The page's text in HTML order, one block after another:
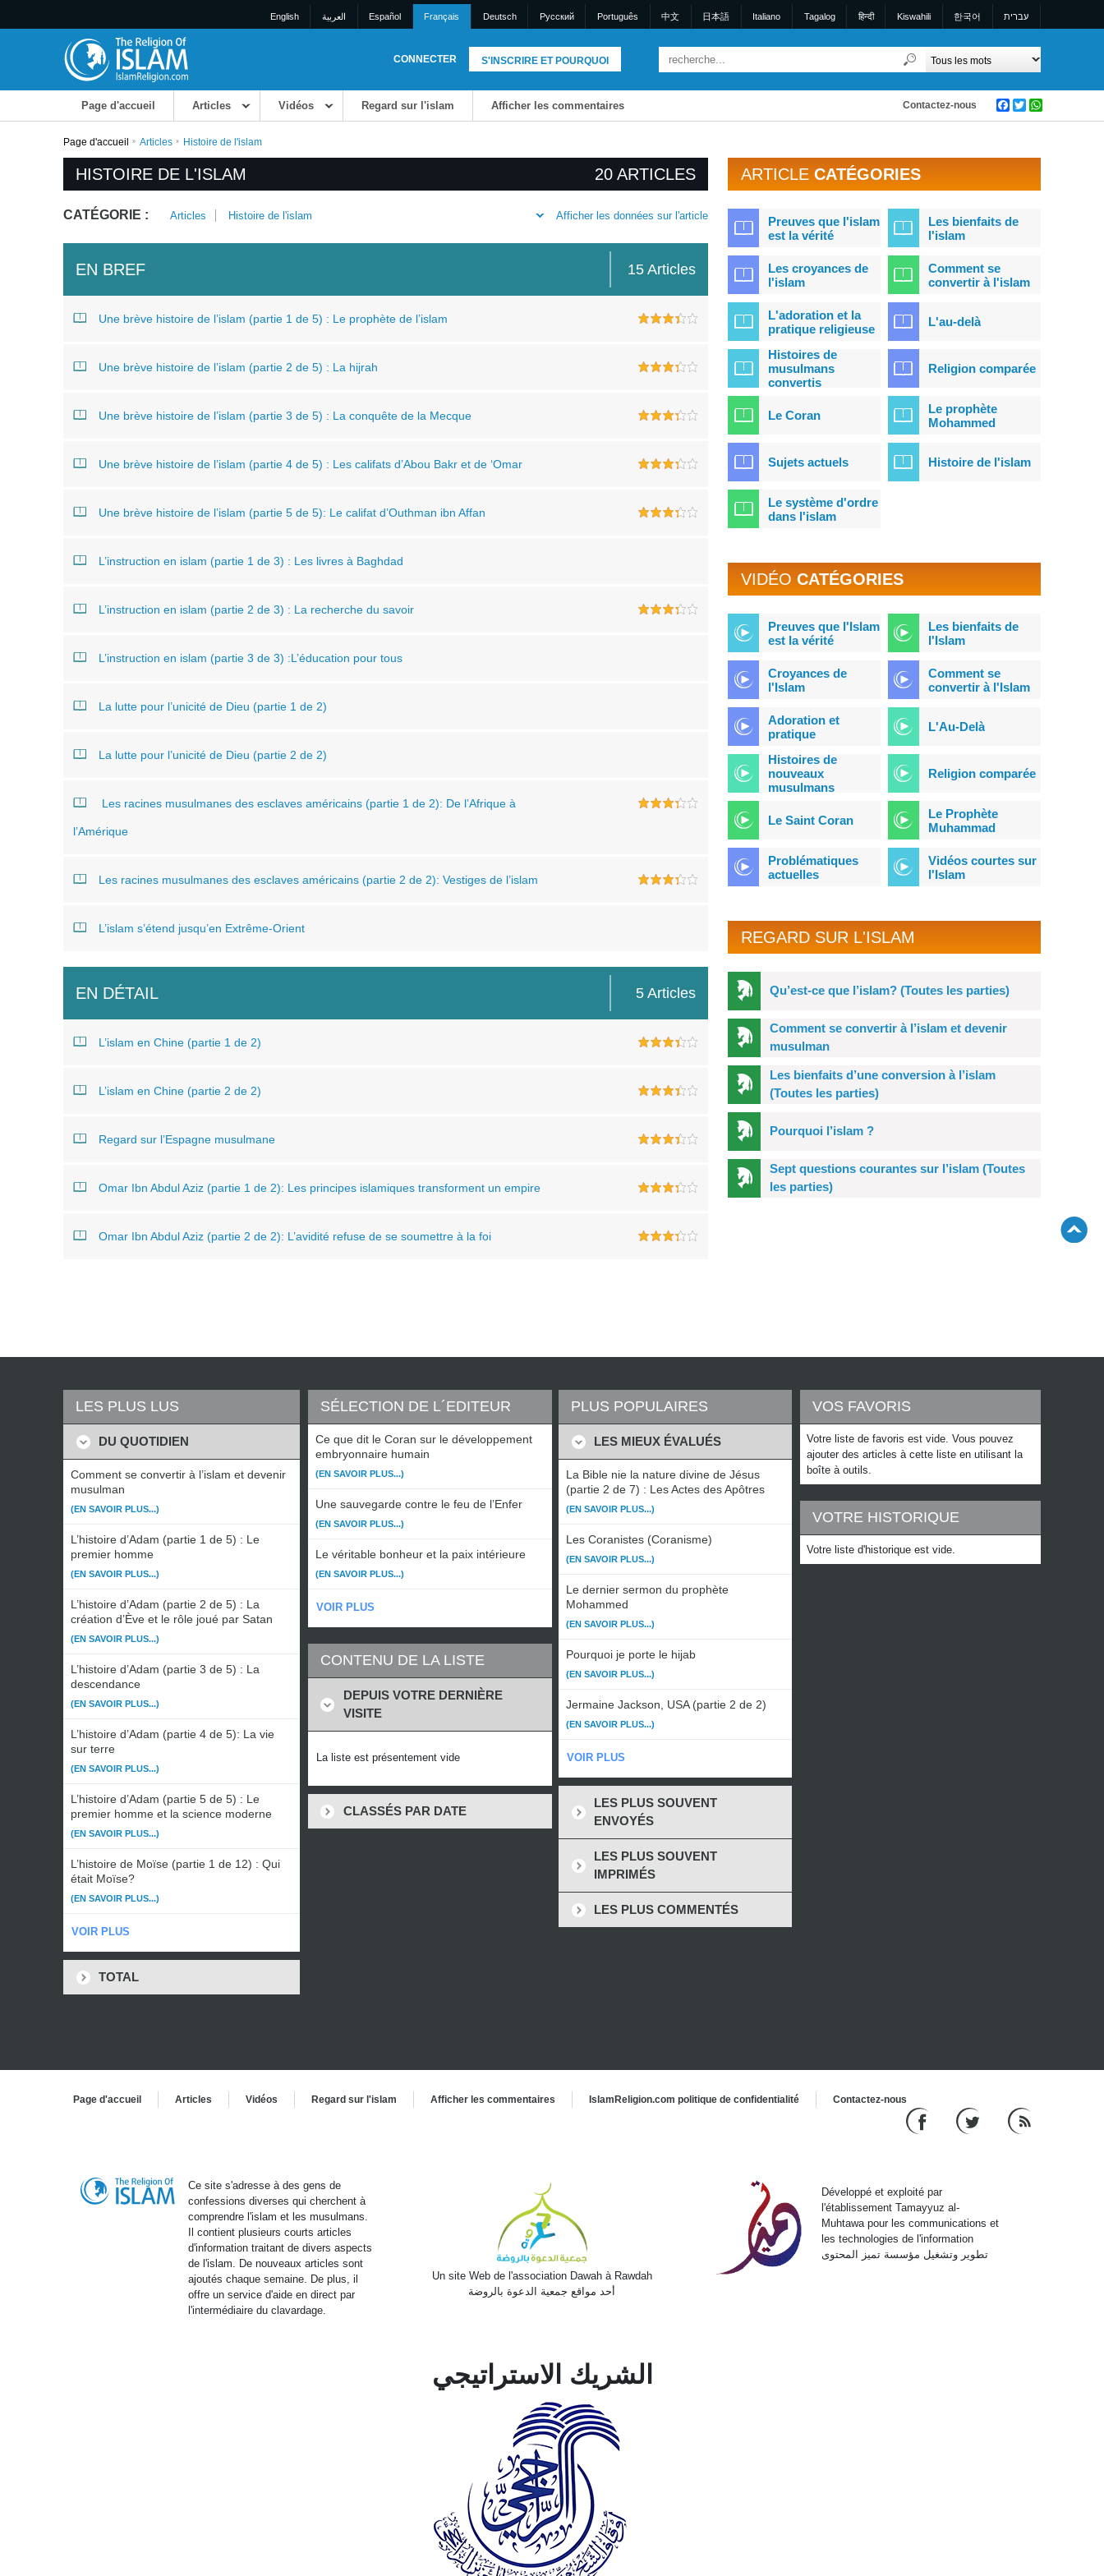
English العربية Español Français Deutsch Pусский Português 中文 日本語 Italiano Tagalog हिन्दी Kiswahili 한국어 עברית
S'INSCRIRE ET POURQUOI
CONNECTER
Page d'accueil Articles Vidéos Regard sur l'islam Afficher les commentaires Facebook
Twitter
Contactez-nous
Page d'accueil Articles Histoire de l'islam
HISTOIRE DE L'ISLAM 20 ARTICLES
CATÉGORIE : Articles Histoire de l'islam Afficher les données sur l'article
EN BREF 15 Articles
Une brève histoire de l’islam (partie 1 de 5) : Le prophète de l’islam
Une brève histoire de l’islam (partie 2 de 5) : La hijrah
Une brève histoire de l’islam (partie 3 de 5) : La conquête de la Mecque
Une brève histoire de l’islam (partie 4 de 5) : Les califats d’Abou Bakr et de ‘Omar
Une brève histoire de l’islam (partie 5 de 5): Le califat d’Outhman ibn Affan
L’instruction en islam (partie 1 de 3) : Les livres à Baghdad
L’instruction en islam (partie 2 de 3) : La recherche du savoir
L’instruction en islam (partie 3 de 3) :L’éducation pour tous
La lutte pour l’unicité de Dieu (partie 1 de 2)
La lutte pour l’unicité de Dieu (partie 2 de 2)
Les racines musulmanes des esclaves américains (partie 1 de 2): De l’Afrique à
l’Amérique
Les racines musulmanes des esclaves américains (partie 2 de 2): Vestiges de l’islam
L’islam s’étend jusqu’en Extrême-Orient
EN DÉTAIL 5 Articles
L’islam en Chine (partie 1 de 2)
L’islam en Chine (partie 2 de 2)
Regard sur l’Espagne musulmane
Omar Ibn Abdul Aziz (partie 1 de 2): Les principes islamiques transforment un empire
Omar Ibn Abdul Aziz (partie 2 de 2): L’avidité refuse de se soumettre à la foi
ARTICLECATÉGORIES
Preuves que l'islam
est la vérité
Les bienfaits de
l'islam
Les croyances de
l'islam
Comment se
convertir à l'islam
L'adoration et la
pratique religieuse
L'au-delà
Histoires de
musulmans
convertis
Religion comparée
Le Coran
Le prophète
Mohammed
Sujets actuels Histoire de l'islam
Le système d'ordre
dans l'islam
VIDÉOCATÉGORIES
Preuves que l'Islam
est la vérité
Les bienfaits de
l'Islam
Croyances de
l'Islam
Comment se
convertir à l'Islam
Adoration et
pratique
L'Au-Delà
Histoires de
nouveaux
musulmans
Religion comparée
Le Saint Coran
Le Prophète
Muhammad
Problématiques
actuelles
Vidéos courtes sur
l'Islam
REGARD SUR L'ISLAM
Qu’est-ce que l’islam? (Toutes les parties)
Comment se convertir à l’islam et devenir
musulman
Les bienfaits d’une conversion à l’islam
(Toutes les parties)
Pourquoi l’islam ?
Sept questions courantes sur l’islam (Toutes
les parties)
LES PLUS LUS
DU QUOTIDIEN
Comment se convertir à l’islam et devenir
musulman
(EN SAVOIR PLUS...)
L’histoire d’Adam (partie 1 de 5) : Le
premier homme
(EN SAVOIR PLUS...)
L’histoire d’Adam (partie 2 de 5) : La
création d’Ève et le rôle joué par Satan
(EN SAVOIR PLUS...)
L’histoire d’Adam (partie 3 de 5) : La
descendance
(EN SAVOIR PLUS...)
L’histoire d’Adam (partie 4 de 5): La vie
sur terre
(EN SAVOIR PLUS...)
L’histoire d’Adam (partie 5 de 5) : Le
premier homme et la science moderne
(EN SAVOIR PLUS...)
L’histoire de Moïse (partie 1 de 12) : Qui
était Moïse?
(EN SAVOIR PLUS...)
VOIR PLUS
TOTAL
SÉLECTION DE L´EDITEUR
Ce que dit le Coran sur le développement
embryonnaire humain
(EN SAVOIR PLUS...)
Une sauvegarde contre le feu de l’Enfer
(EN SAVOIR PLUS...)
Le véritable bonheur et la paix intérieure
(EN SAVOIR PLUS...)
VOIR PLUS
CONTENU DE LA LISTE
DEPUIS VOTRE DERNIÈRE
VISITE
La liste est présentement vide
CLASSÉS PAR DATE
PLUS POPULAIRES
LES MIEUX ÉVALUÉS
La Bible nie la nature divine de Jésus
(partie 2 de 7) : Les Actes des Apôtres
(EN SAVOIR PLUS...)
Les Coranistes (Coranisme)
(EN SAVOIR PLUS...)
Le dernier sermon du prophète
Mohammed
(EN SAVOIR PLUS...)
Pourquoi je porte le hijab
(EN SAVOIR PLUS...)
Jermaine Jackson, USA (partie 2 de 2)
(EN SAVOIR PLUS...)
VOIR PLUS
LES PLUS SOUVENT
ENVOYÉS
LES PLUS SOUVENT
IMPRIMÉS
LES PLUS COMMENTÉS
VOS FAVORIS
Votre liste de favoris est vide. Vous pouvez
ajouter des articles à cette liste en utilisant la
boîte à outils.
VOTRE HISTORIQUE
Votre liste d'historique est vide.
Page d'accueil Articles Vidéos Regard sur l'islam Afficher les commentaires IslamReligion.com politique de confidentialité Contactez-nous
Ce site s'adresse à des gens de
confessions diverses qui cherchent à
comprendre l'islam et les musulmans.
Il contient plusieurs courts articles
d'information traitant de divers aspects
de l'islam. De nouveaux articles sont
ajoutés chaque semaine. De plus, il
offre un service d'aide en direct par
l'intermédiaire du clavardage.
Un site Web de l'association Dawah à Rawdah
أحد مواقع جمعية الدعوة بالروضة
Développé et exploité par
l'établissement Tamayyuz al-
Muhtawa pour les communications et
les technologies de l'information
تطوير وتشغيل مؤسسة تميز المحتوى
الشريك الاستراتيجي